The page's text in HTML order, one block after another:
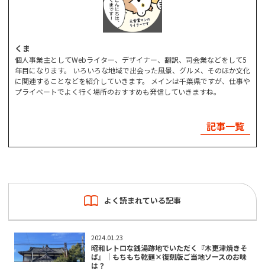
くま
個人事業主としてWebライター、デザイナー、翻訳、司会業などをして5
年目になります。 いろいろな地域で出会った風景、グルメ、そのほか文化
に関連することなどを紹介していきます。 メインは千葉県ですが、仕事や
プライベートでよく行く場所のおすすめも発信していきますね。
記事一覧
よく読まれている記事
2024.01.23
昭和レトロな銭湯跡地でいただく『木更津焼きそ
ば』｜もちもち乾麺×復刻版ご当地ソースのお味
は？